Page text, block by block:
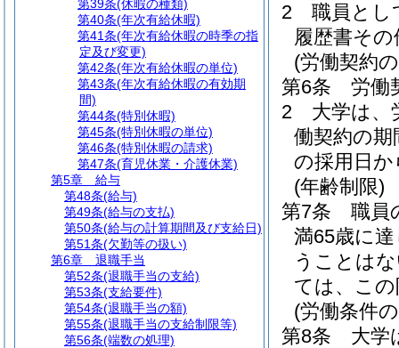
2
職員とし
履歴書そ
(労働契約
第6条
労働
2
大学は、
働契約の
の採用日
(年齢制限)
第7条
職員
満65歳に
うことは
ては、こ
(労働条件
第8条
大学
第39条(休暇の種類)
第40条(年次有給休暇)
第41条(年次有給休暇の時季の指
定及び変更)
第42条(年次有給休暇の単位)
第43条(年次有給休暇の有効期
間)
第44条(特別休暇)
第45条(特別休暇の単位)
第46条(特別休暇の請求)
第47条(育児休業・介護休業)
第5章
給与
第48条(給与)
第49条(給与の支払)
第50条(給与の計算期間及び支給日)
第51条(欠勤等の扱い)
第6章
退職手当
第52条(退職手当の支給)
第53条(支給要件)
第54条(退職手当の額)
第55条(退職手当の支給制限等)
第56条(端数の処理)